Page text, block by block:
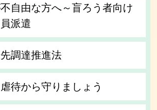
自由な方へ～盲ろう者向け
派遣
調達推進法
待から守りましょう